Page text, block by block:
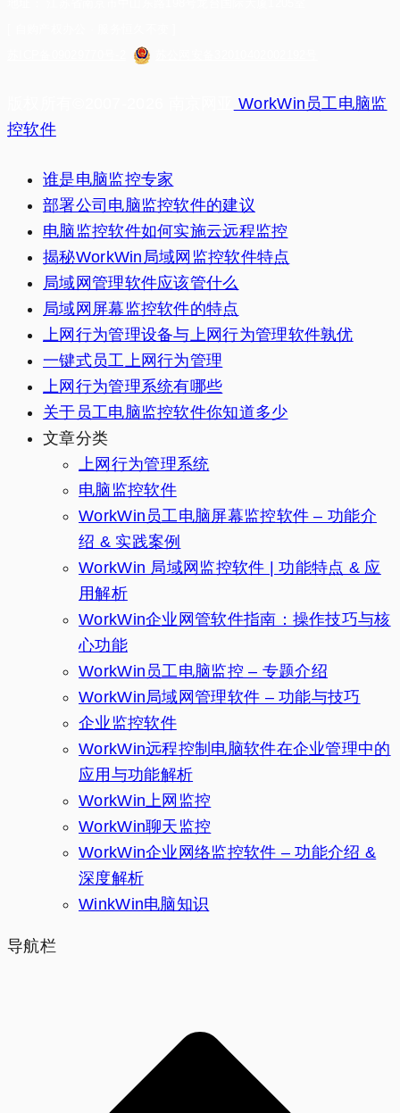
WorkWin员工电脑监
控软件
谁是电脑监控专家
部署公司电脑监控软件的建议
电脑监控软件如何实施云远程监控
揭秘WorkWin局域网监控软件特点
局域网管理软件应该管什么
局域网屏幕监控软件的特点
上网行为管理设备与上网行为管理软件孰优
一键式员工上网行为管理
上网行为管理系统有哪些
关于员工电脑监控软件你知道多少
文章分类
上网行为管理系统
电脑监控软件
WorkWin员工电脑屏幕监控软件 – 功能介
绍 & 实践案例
WorkWin 局域网监控软件 | 功能特点 & 应
用解析
WorkWin企业网管软件指南：操作技巧与核
心功能
WorkWin员工电脑监控 – 专题介绍
WorkWin局域网管理软件 – 功能与技巧
企业监控软件
WorkWin远程控制电脑软件在企业管理中的
应用与功能解析
WorkWin上网监控
WorkWin聊天监控
WorkWin企业网络监控软件 – 功能介绍 &
深度解析
WinkWin电脑知识
导航栏